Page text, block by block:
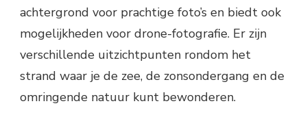
achtergrond voor prachtige foto’s en biedt ook
mogelijkheden voor drone-fotografie. Er zijn
verschillende uitzichtpunten rondom het
strand waar je de zee, de zonsondergang en de
omringende natuur kunt bewonderen.